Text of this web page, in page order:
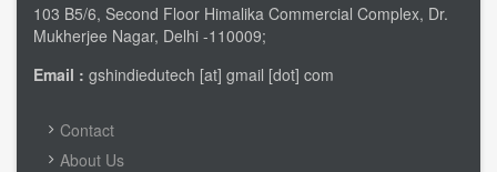
103 B5/6, Second Floor Himalika Commercial Complex, Dr.
Mukherjee Nagar, Delhi -110009;
Email : gshindiedutech [at] gmail [dot] com
FOOTER
MENU
Contact
About Us